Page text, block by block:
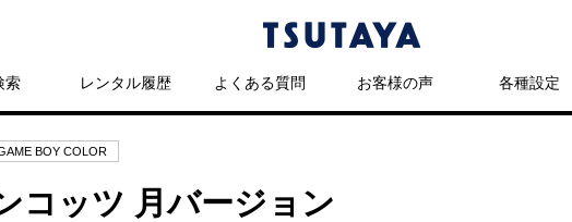
索 レンタル履歴 よくある質問 お客様の声 各種設定
BOY COLOR
コッツ 月バージョン